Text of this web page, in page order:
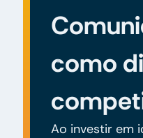
como
Ao investir em